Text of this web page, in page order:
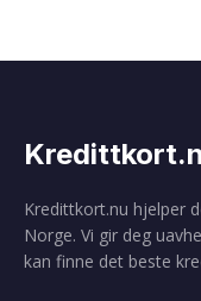
Kredittkort.nu hjelper
Norge. Vi gir deg
kan finne det beste